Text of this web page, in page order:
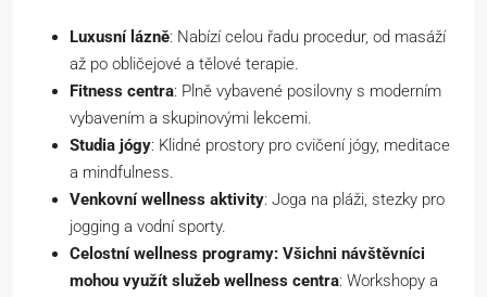
Luxusní lázně: Nabízí celou řadu procedur, od masáží
až po obličejové a tělové terapie.
Fitness centra: Plně vybavené posilovny s moderním
vybavením a skupinovými lekcemi.
Studia jógy: Klidné prostory pro cvičení jógy, meditace
a mindfulness.
Venkovní wellness aktivity: Joga na pláži, stezky pro
jogging a vodní sporty.
Celostní wellness programy: Všichni návštěvníci
mohou využít služeb wellness centra: Workshopy a